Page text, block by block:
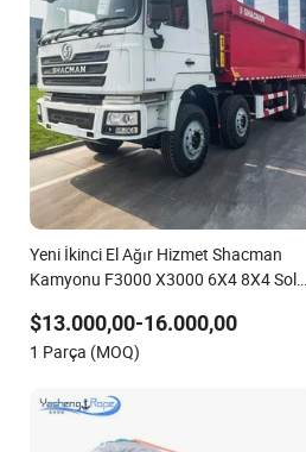
Yeni İkinci El Ağır Hizmet Shacman
Kamyonu F3000 X3000 6X4 8X4 Sol
Tekerlekli Tipper Kamyonu Satılık
$13.000,00-16.000,00
1 Parça (MOQ)